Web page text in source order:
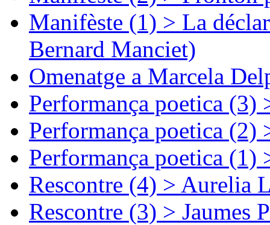
Manifèste (1) > La
Bernard Manciet)
Omenatge a Marcela
Performança poetica (3)
Performança poetica (2)
Performança poetica (1)
Rescontre (4) > Aurelia
Rescontre (3) > Jaumes